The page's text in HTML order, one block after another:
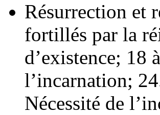
Résurrection et
fortillés par la
d’existence; 18
l’incarnation;
Nécessité de